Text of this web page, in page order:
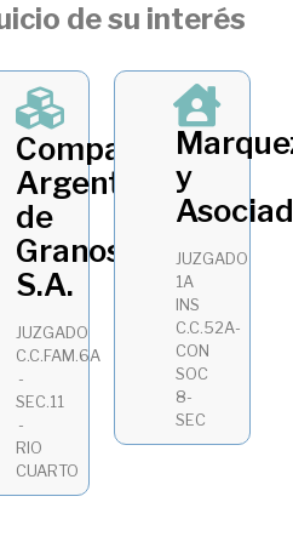
de su interés
Compañía
Argentina
de
Granos
S.A.
JUZGADO
C.C.FAM.6A
-
SEC.11
-
RIO
CUARTO
y
JUZGADO
1A
INS
C.C.52A-
CON
SOC
8-
SEC